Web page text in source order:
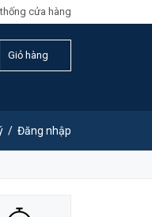
cửa hàng
Giỏ hàng
/ Đăng nhập